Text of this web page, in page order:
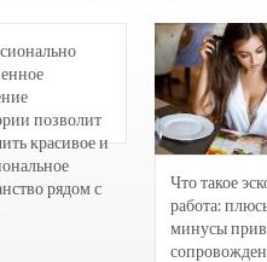
позволит
красивое и
рядом с
Что такое
работа:
минусы